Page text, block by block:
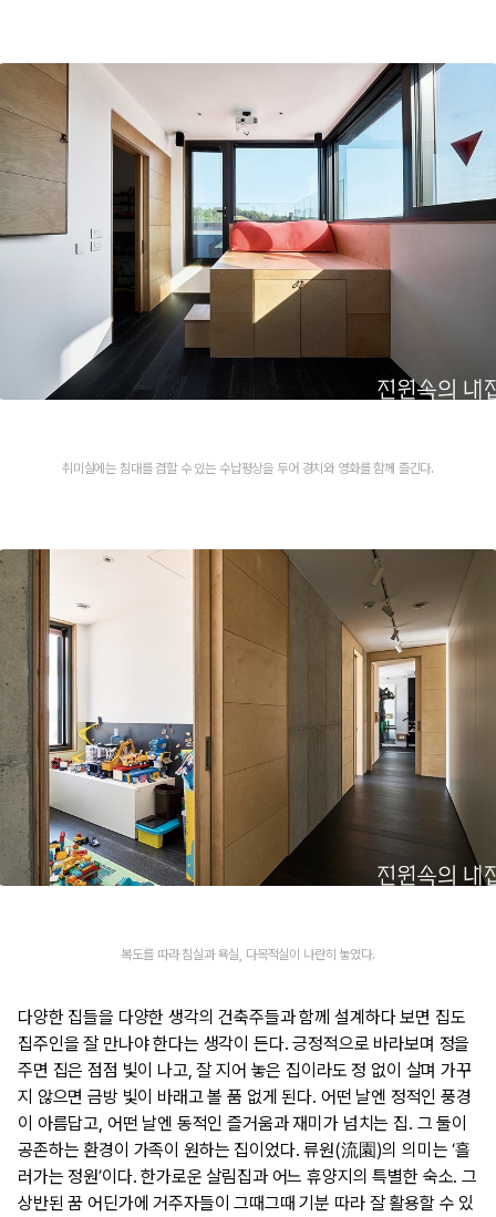
취미실에는 침대를 겸할 수 있는 수납평상을 두어 경치와 영화를 함께 즐긴다.
복도를 따라 침실과 욕실, 다목적실이 나란히 놓였다.
다양한 집들을 다양한 생각의 건축주들과 함께 설계하다 보면 집도
집주인을 잘 만나야 한다는 생각이 든다. 긍정적으로 바라보며 정을
주면 집은 점점 빛이 나고, 잘 지어 놓은 집이라도 정 없이 살며 가꾸
지 않으면 금방 빛이 바래고 볼 품 없게 된다. 어떤 날엔 정적인 풍경
이 아름답고, 어떤 날엔 동적인 즐거움과 재미가 넘치는 집. 그 둘이
공존하는 환경이 가족이 원하는 집이었다. 류원(流園)의 의미는 ‘흘
러가는 정원’이다. 한가로운 살림집과 어느 휴양지의 특별한 숙소. 그
상반된 꿈 어딘가에 거주자들이 그때그때 기분 따라 잘 활용할 수 있